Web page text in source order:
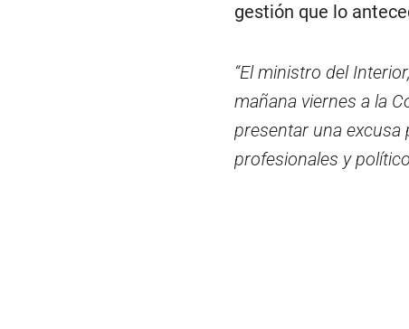
gestión que lo
“El ministro del
mañana viernes a la
presentar una excusa
profesionales y